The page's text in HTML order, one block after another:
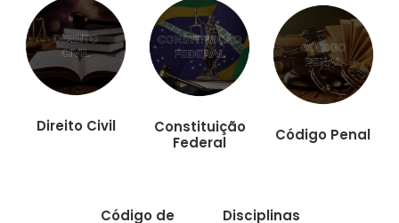
Direito Civil
Constituição
Federal
Código Penal
Código de
Disciplinas